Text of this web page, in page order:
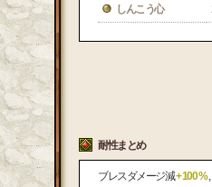
しんこう心
耐性まとめ
ブレスダメージ減+ 100 %